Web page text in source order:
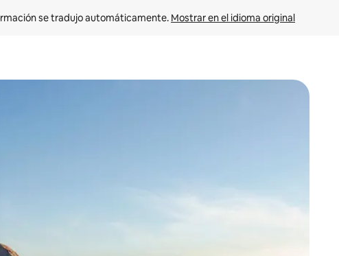
se tradujo automáticamente. Mostrar en el idioma original